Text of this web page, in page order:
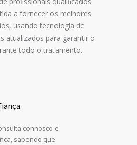
a fornecer os melhores
usando tecnologia de
atualizados para garantir o
todo o tratamento.
connosco e
sabendo que